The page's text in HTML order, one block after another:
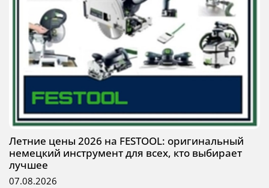
Летние цены 2026 на FESTOOL: оригинальный
немецкий инструмент для всех, кто выбирает
лучшее
07.08.2026